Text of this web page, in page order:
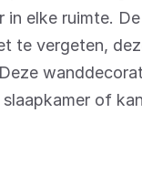
elke ruimte.
te vergeten,
of